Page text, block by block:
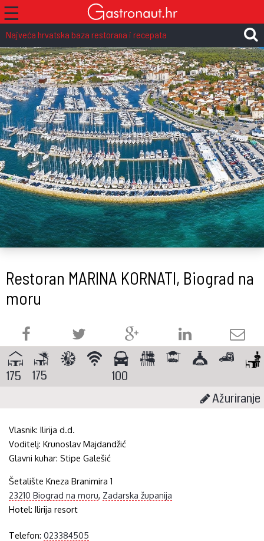
☰
Najveća hrvatska baza restorana i recepata
Restoran MARINA KORNATI, Biograd na
moru
175 175
100
Ažuriranje
Vlasnik:Ilirija d.d.
Voditelj:Krunoslav Majdandžić
Glavni kuhar:Stipe Galešić
Šetalište Kneza Branimira 1
23210 Biograd na moru, Zadarska županija
Hotel:Ilirija resort
Telefon:023384505